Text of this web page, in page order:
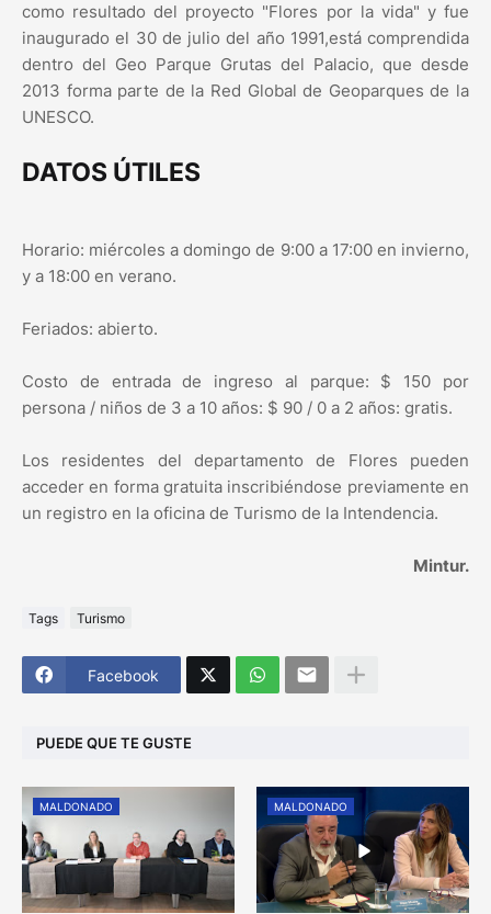
como resultado del proyecto "Flores por la vida" y fue
inaugurado el 30 de julio del año 1991,está comprendida
dentro del Geo Parque Grutas del Palacio, que desde
2013 forma parte de la Red Global de Geoparques de la
UNESCO.
DATOS ÚTILES
Horario: miércoles a domingo de 9:00 a 17:00 en invierno,
y a 18:00 en verano.
Feriados: abierto.
Costo de entrada de ingreso al parque: $ 150 por
persona / niños de 3 a 10 años: $ 90 / 0 a 2 años: gratis.
Los residentes del departamento de Flores pueden
acceder en forma gratuita inscribiéndose previamente en
un registro en la oficina de Turismo de la Intendencia.
Mintur.
Tags Turismo
Facebook
PUEDE QUE TE GUSTE
MALDONADO MALDONADO